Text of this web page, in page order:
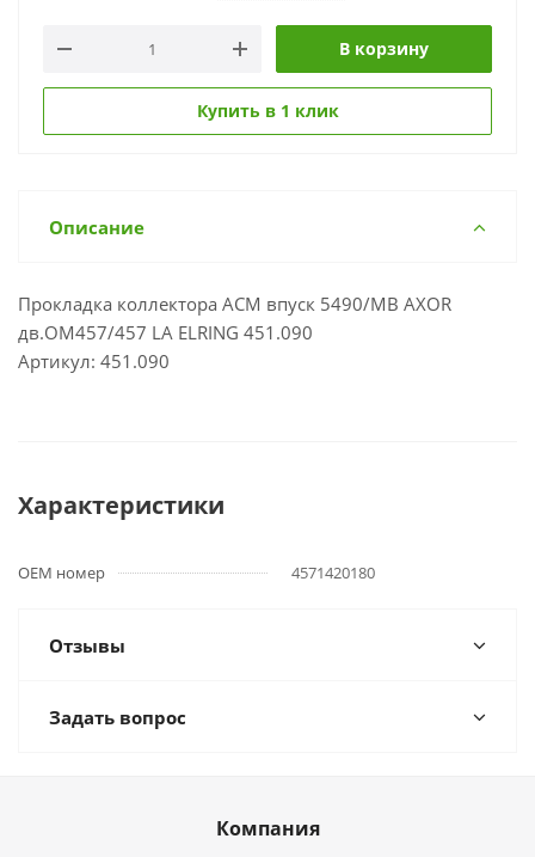
В корзину
Купить в 1 клик
Описание
Прокладка коллектора ACM впуск 5490/MB AXOR
дв.OM457/457 LA ELRING 451.090
Артикул: 451.090
Характеристики
OEM номер 4571420180
Отзывы
Задать вопрос
Компания